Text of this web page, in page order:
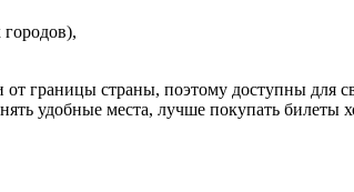
границы страны, поэтому доступны для
удобные места, лучше покупать билеты